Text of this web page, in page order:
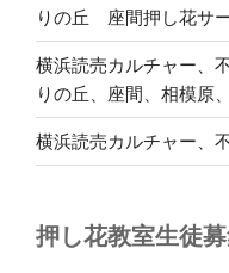
りの丘 座間押し花サ
横浜読売カルチャー、
りの丘、座間、相模原
横浜読売カルチャー、
押し花教室生徒